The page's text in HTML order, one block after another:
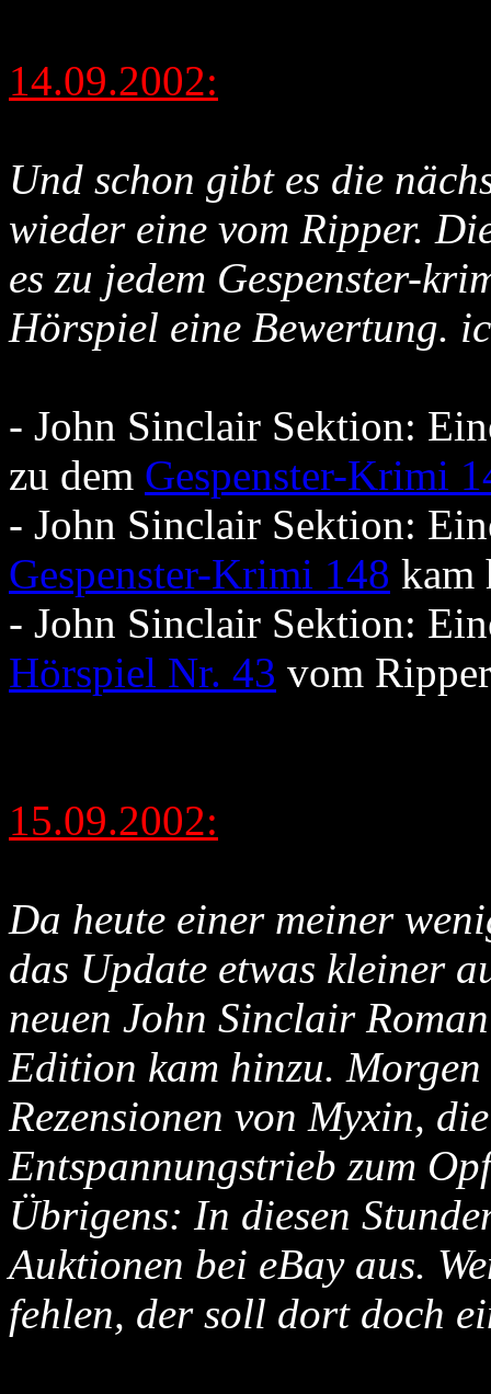
14.09.2002:
Und schon gibt es die
wieder eine vom Ripper.
es zu jedem Gespenster-
Hörspiel eine Bewertung.
- John Sinclair Sektion:
zu dem Gespenster-Krimi
- John Sinclair Sektion:
Gespenster-Krimi 148 kam
- John Sinclair Sektion:
Hörspiel Nr. 43 vom
15.09.2002:
Da heute einer meiner
das Update etwas kleiner
neuen John Sinclair
Edition kam hinzu.
Rezensionen von Myxin,
Entspannungstrieb zum
Übrigens: In diesen
Auktionen bei eBay aus.
fehlen, der soll dort doch